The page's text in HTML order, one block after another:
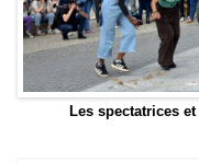
Les spectatrices